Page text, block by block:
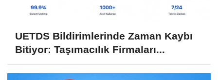
UETDS Bildirimlerinde Zaman Kaybı
Bitiyor: Taşımacılık Firmaları...